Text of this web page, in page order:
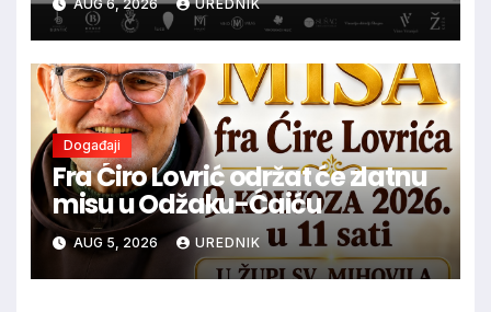
glazbu
AUG 6, 2026 UREDNIK
Događaji
Fra Ćiro Lovrić održat će zlatnu
misu u Odžaku-Ćaiću
AUG 5, 2026 UREDNIK